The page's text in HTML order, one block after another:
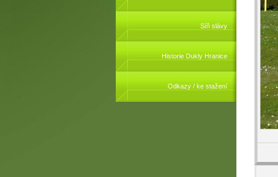
Síň slávy
Historie Dukly Hranice
Odkazy / ke stažení